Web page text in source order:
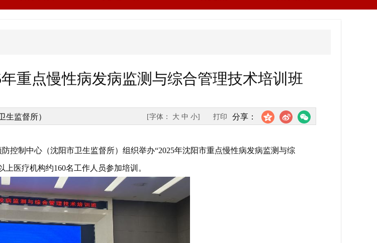
重点慢性病发病监测与综合管理技术培训班
生监督所） 分享：
[字体： 大 中 小] 打印
控制中心（沈阳市卫生监督所）组织举办“2025年沈阳市重点慢性病发病监测与综
医疗机构约160名工作人员参加培训。